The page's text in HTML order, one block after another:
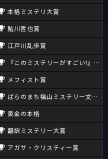
本格ミステリ大賞
鮎川哲也賞
江戸川乱歩賞
『このミステリーがすごい!』大賞
メフィスト賞
ばらのまち福山ミステリー文学新
黄金の本格
翻訳ミステリー大賞
アガサ・クリスティー賞